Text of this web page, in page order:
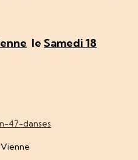
le Samedi 18
47-danses
Vienne